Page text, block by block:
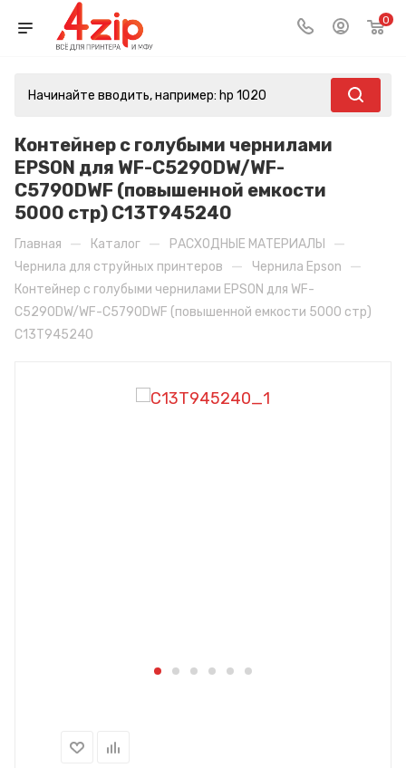
0
Контейнер c голубыми чернилами
EPSON для WF-C5290DW/WF-
C5790DWF (повышенной емкости
5000 стр) C13T945240
Главная — Каталог — РАСХОДНЫЕ МАТЕРИАЛЫ —
Чернила для струйных принтеров — Чернила Epson —
Контейнер c голубыми чернилами EPSON для WF-
C5290DW/WF-C5790DWF (повышенной емкости 5000 стр)
C13T945240